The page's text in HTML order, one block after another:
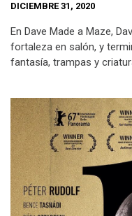
DICIEMBRE 31, 2020
En Dave Made a Maze,
fortaleza en salón, y
fantasía, trampas y